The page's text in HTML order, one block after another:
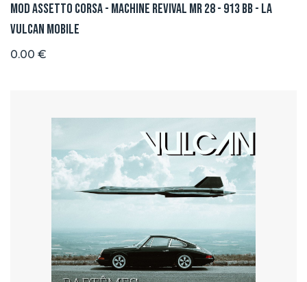
Mod Assetto Corsa - Machine Revival MR 28 - 913 BB - La
Vulcan Mobile
0.00 €